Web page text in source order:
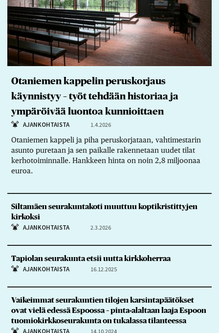
Otaniemen kappelin peruskorjaus
käynnistyy – työt tehdään historiaa ja
ympäröivää luontoa kunnioittaen
AJANKOHTAISTA 1.4.2026
Otaniemen kappeli ja piha peruskorjataan, vahtimestarin
asunto puretaan ja sen paikalle rakennetaan uudet tilat
kerhotoiminnalle. Hankkeen hinta on noin 2,8 miljoonaa
euroa.
Siltamäen seurakuntakoti muuttuu koptikristittyjen
kirkoksi
AJANKOHTAISTA 2.3.2026
Tapiolan seurakunta etsii uutta kirkkoherraa
AJANKOHTAISTA 16.12.2025
Vaikeimmat seurakuntien tilojen karsintapäätökset
ovat vielä edessä Espoossa – pinta-alaltaan laaja Espoon
tuomiokirkkoseurakunta on tukalassa tilanteessa
AJANKOHTAISTA 14.10.2024